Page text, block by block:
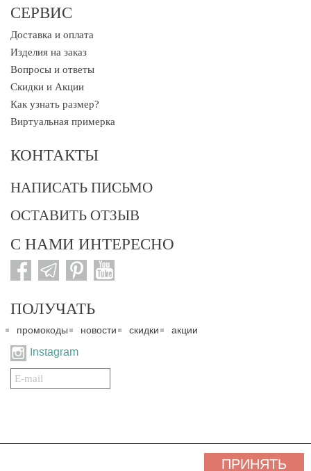
СЕРВИС
Доставка и оплата
Изделия на заказ
Вопросы и ответы
Скидки и Акции
Как узнать размер?
Виртуальная примерка
КОНТАКТЫ
НАПИСАТЬ ПИСЬМО
ОСТАВИТЬ ОТЗЫВ
С НАМИ ИНТЕРЕСНО
ПОЛУЧАТЬ
промокоды новости скидки акции
Instagram
Подписаться
на
собственностью "3 Карата ТМ" и охраняются Законом об авторском праве действующего
ПРИНЯТЬ